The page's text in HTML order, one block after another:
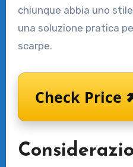
chiunque abbia uno
una soluzione pratica
scarpe.
Check Price